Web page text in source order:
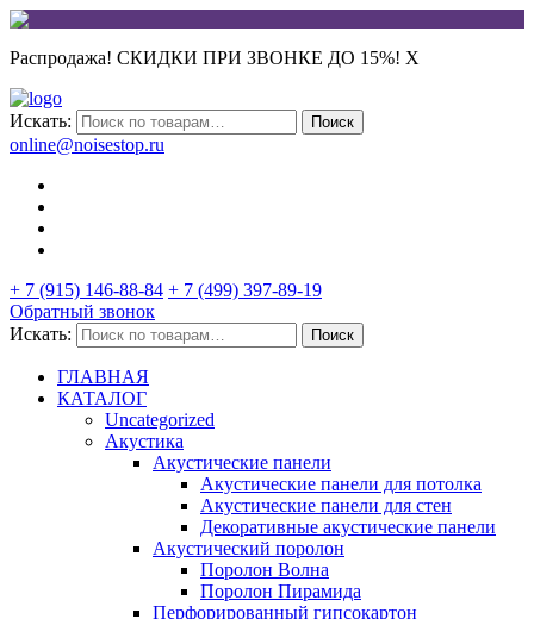
Распродажа! СКИДКИ ПРИ ЗВОНКЕ ДО 15%! X
Искать: Поиск
online@noisestop.ru
+ 7 (915) 146-88-84 + 7 (499) 397-89-19
Обратный звонок
Искать:
Поиск
ГЛАВНАЯ
КАТАЛОГ
Uncategorized
Акустика
Акустические панели
Акустические панели для потолка
Акустические панели для стен
Декоративные акустические панели
Акустический поролон
Поролон Волна
Поролон Пирамида
Перфорированный гипсокартон